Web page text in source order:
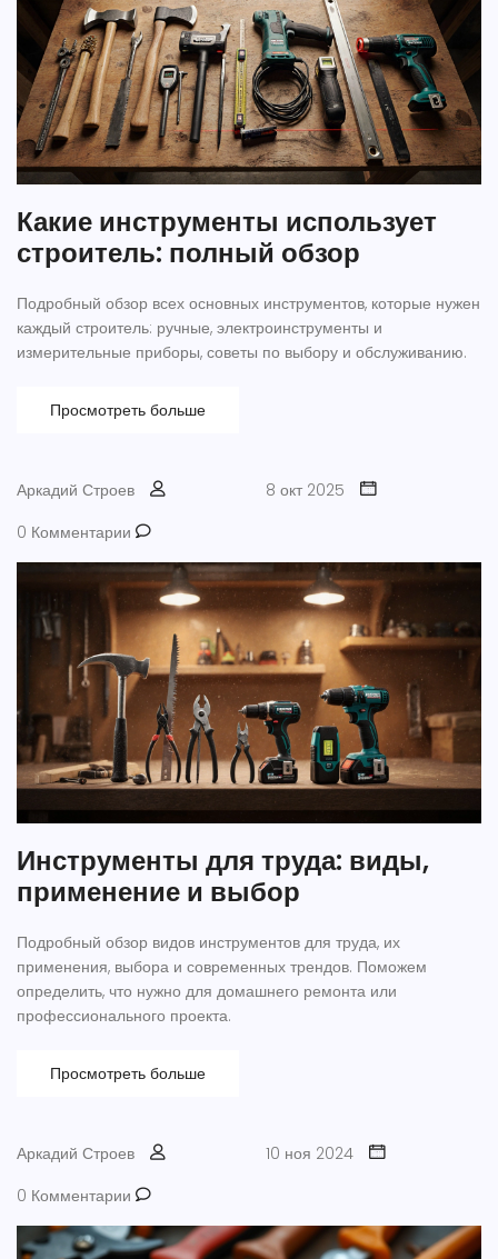
Какие инструменты использует
строитель: полный обзор
Подробный обзор всех основных инструментов, которые нужен
каждый строитель: ручные, электроинструменты и
измерительные приборы, советы по выбору и обслуживанию.
Просмотреть больше
Аркадий Строев
8 окт 2025
0 Комментарии
Инструменты для труда: виды,
применение и выбор
Подробный обзор видов инструментов для труда, их
применения, выбора и современных трендов. Поможем
определить, что нужно для домашнего ремонта или
профессионального проекта.
Просмотреть больше
Аркадий Строев
10 ноя 2024
0 Комментарии